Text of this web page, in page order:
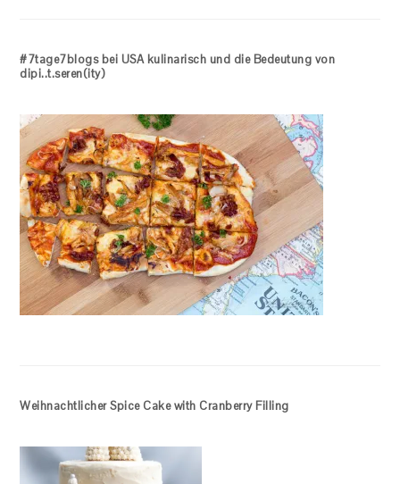
#7tage7blogs bei USA kulinarisch und die Bedeutung von
dipi..t.seren(ity)
Weihnachtlicher Spice Cake with Cranberry Filling